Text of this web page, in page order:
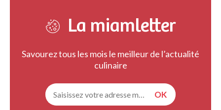
La miamletter
Savourez tous les mois le meilleur de l’actualité
culinaire